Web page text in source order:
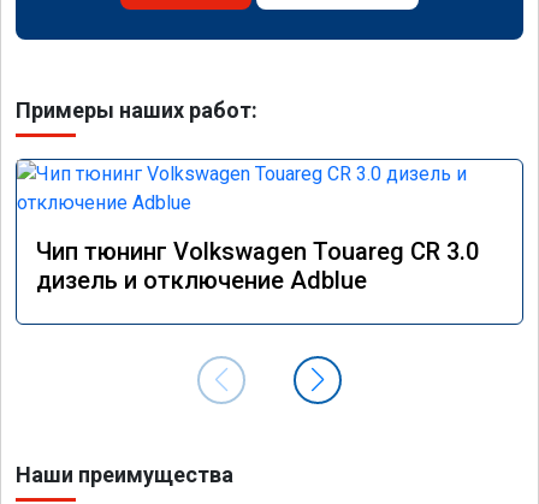
Примеры наших работ:
Чип тюнинг Volkswagen Touareg CR 3.0
дизель и отключение Adblue
Наши преимущества